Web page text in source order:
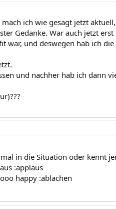
ich wie gesagt jetzt
Gedanke. War auch jetzt
war, und deswegen hab ich
und nachher hab ich dann
in die Situation oder kennt
:applaus
happy :ablachen